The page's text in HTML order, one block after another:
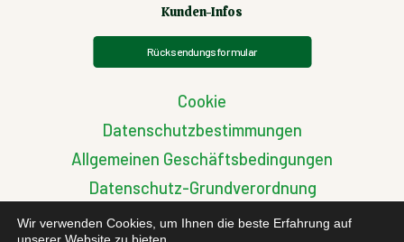
Kunden-Infos
Rücksendungsformular
Cookie
Datenschutzbestimmungen
Allgemeinen Geschäftsbedingungen
Datenschutz-Grundverordnung
Streitigkeiten zwischen EU-Käufern
Wir verwenden Cookies, um Ihnen die beste Erfahrung auf